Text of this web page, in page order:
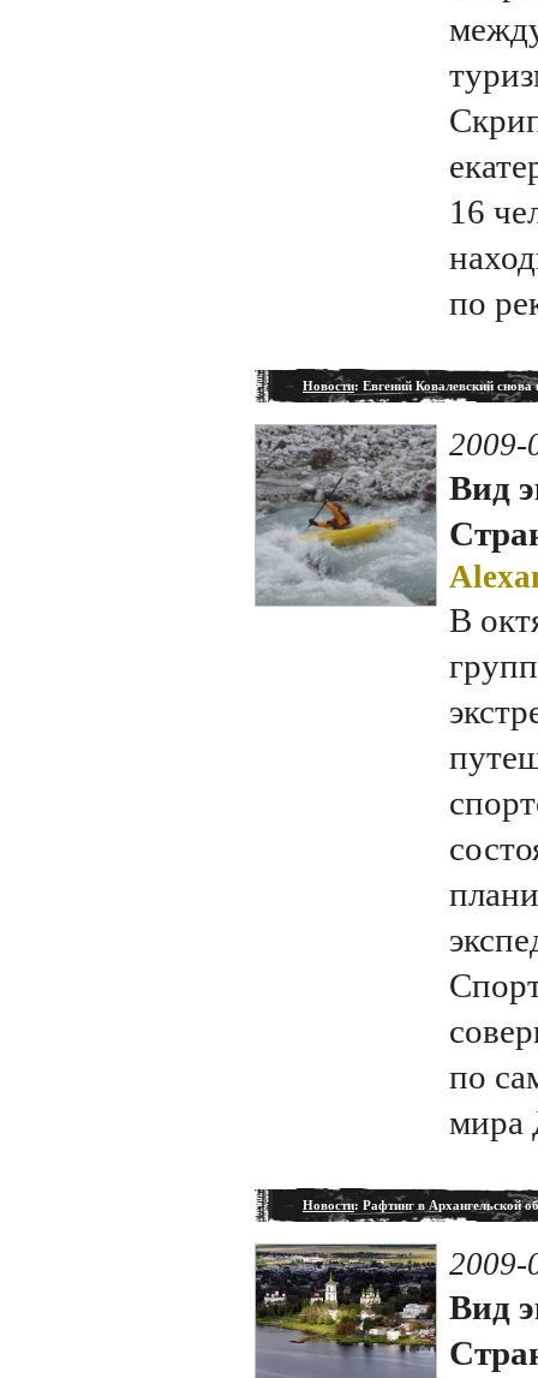
16
по
Новости: Евгений Ковалевский
2009-
Вид
В
по
мира
Новости: Рафтинг в Архангельской
2009-
Вид